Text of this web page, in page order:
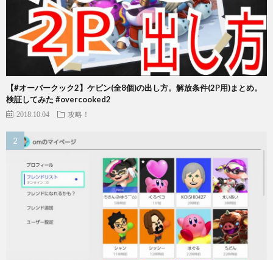
【#オーバークック2】ケビン(全8個)の出し方。解放条件(2P用)まとめ。
検証してみた #overcooked2
2018.10.04 攻略！